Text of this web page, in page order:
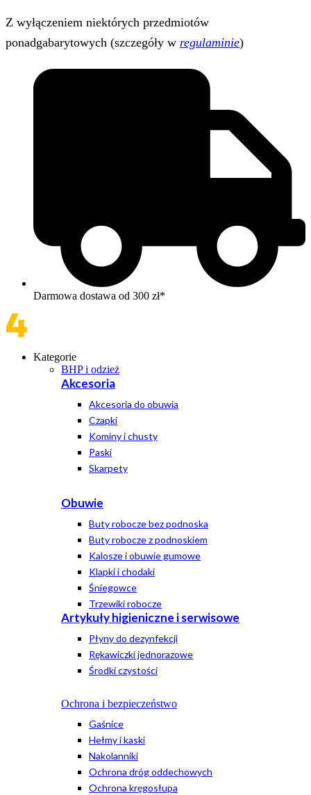
Z wyłączeniem niektórych przedmiotów
ponadgabarytowych (szczegóły w regulaminie)
Darmowa dostawa od 300 zł*
Kategorie
BHP i odzież
Akcesoria
Akcesoria do obuwia
Czapki
Kominy i chusty
Paski
Skarpety
Obuwie
Buty robocze bez podnoska
Buty robocze z podnoskiem
Kalosze i obuwie gumowe
Klapki i chodaki
Śniegowce
Trzewiki robocze
Artykuły higieniczne i serwisowe
Płyny do dezynfekcji
Rękawiczki jednorazowe
Środki czystości
Ochrona i bezpieczeństwo
Gaśnice
Hełmy i kaski
Nakolanniki
Ochrona dróg oddechowych
Ochrona kręgosłupa